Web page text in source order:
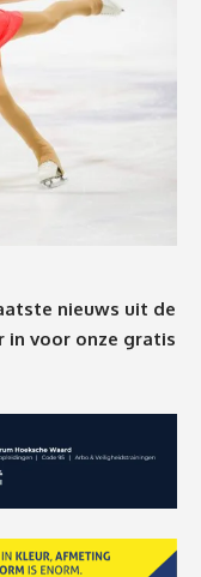
nieuws uit de
in voor onze gratis